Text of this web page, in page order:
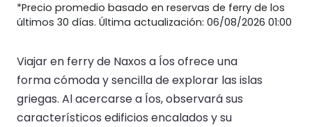
*Precio promedio basado en reservas de ferry de los
últimos 30 días. Última actualización: 06/08/2026 01:00
Viajar en ferry de Naxos a Íos ofrece una
forma cómoda y sencilla de explorar las islas
griegas. Al acercarse a Íos, observará sus
característicos edificios encalados y su